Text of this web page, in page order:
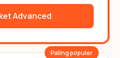
Advanced
Paling populer